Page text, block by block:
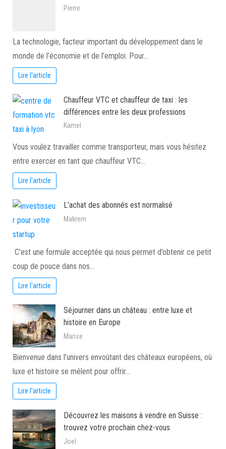
Pierre
La technologie, facteur important du développement dans le
monde de l’économie et de l’emploi. Pour…
Lire l'article
Chauffeur VTC et chauffeur de taxi : les
différences entre les deux professions
Kamel
Vous voulez travailler comme transporteur, mais vous hésitez
entre exercer en tant que chauffeur VTC…
Lire l'article
L’achat des abonnés est normalisé
Makrem
C’est une formule acceptée qui nous permet d’obtenir ce petit
coup de pouce dans nos…
Lire l'article
Séjourner dans un château : entre luxe et
histoire en Europe
Marise
Bienvenue dans l’univers envoûtant des châteaux européens, où
luxe et histoire se mêlent pour offrir…
Lire l'article
Découvrez les maisons à vendre en Suisse :
trouvez votre prochain chez-vous
Joel